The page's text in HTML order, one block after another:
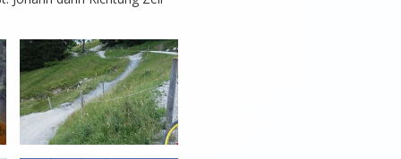
etc. gespickt. Gut fahrbar
gute Anfängerstrecke.
viel Northshore. Ein
den Wagen hinstellen. Am